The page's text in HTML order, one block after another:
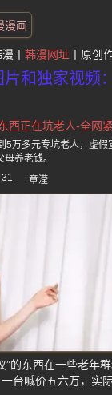
漫画
韩漫网址 原创
和独家视频
西正在坑老人-全网
万多元专坑老人，虚
养老钱。
章滢
的东西在一些老年
台喊价五六万，实